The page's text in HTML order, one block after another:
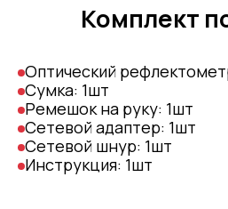
Комплект
Оптический
Сумка: 1шт
Ремешок на руку: 1шт
Сетевой адаптер: 1шт
Сетевой шнур: 1шт
Инструкция: 1шт